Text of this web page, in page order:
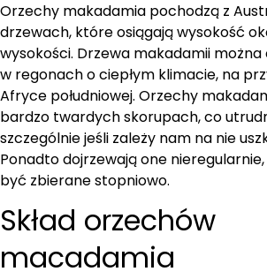
Orzechy makadamia pochodzą z
drzewach, które osiągają wysokość
wysokości. Drzewa makadamii
w regonach o ciepłym klimacie, na
Afryce południowej. Orzechy
bardzo twardych skorupach, co
szczególnie jeśli zależy nam na nie
Ponadto dojrzewają one
być zbierane stopniowo.
Skład orzechów
macadamia